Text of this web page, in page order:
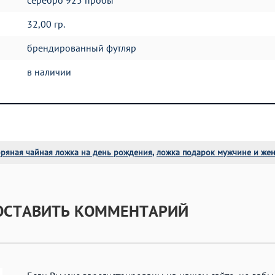
32,00 гр.
брендированный футляр
в наличии
чайная ложка на день рождения, ложка подарок мужчине и
КОММЕНТАРИЙ